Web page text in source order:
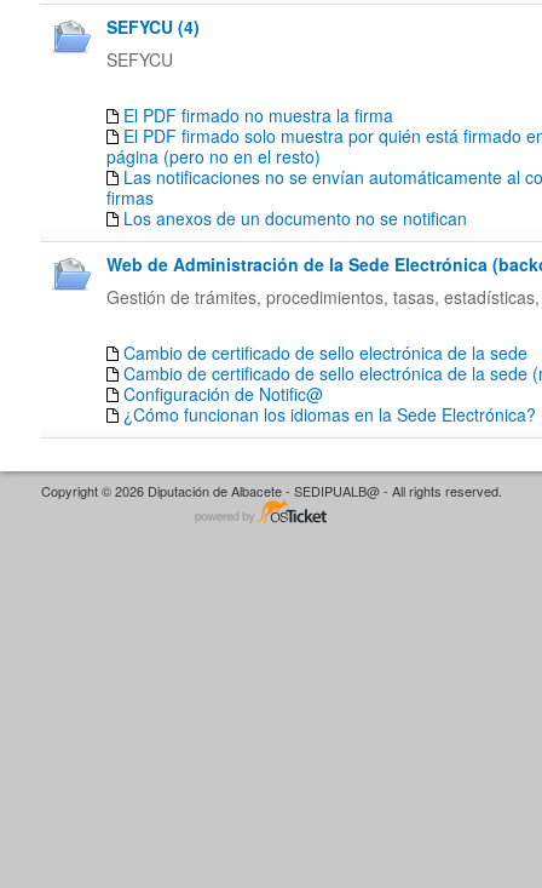
SEFYCU (4)
SEFYCU
El PDF firmado no muestra la firma
El PDF firmado solo muestra por quién está firmado
página (pero no en el resto)
Las notificaciones no se envían automáticamente al
firmas
Los anexos de un documento no se notifican
Web de Administración de la Sede Electrónica
Gestión de trámites, procedimientos, tasas,
Cambio de certificado de sello electrónica de la sede
Cambio de certificado de sello electrónica de la sede
Configuración de Notific@
¿Cómo funcionan los idiomas en la Sede Electrónica?
Copyright © 2026 Diputación de Albacete - SEDIPUALB@ - All rights reserved.